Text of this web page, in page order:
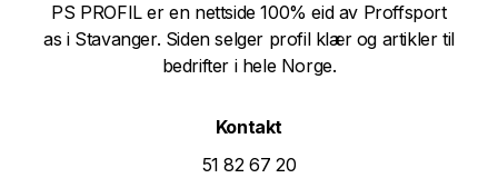
PS PROFIL er en nettside 100% eid av Proffsport
as i Stavanger. Siden selger profil klær og artikler til
bedrifter i hele Norge.
Kontakt
51 82 67 20